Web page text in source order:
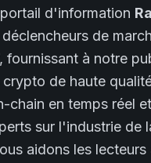
d'information
de
fournissant à notre
de haute
chain en temps réel
sur l'industrie de
aidons les lecteurs